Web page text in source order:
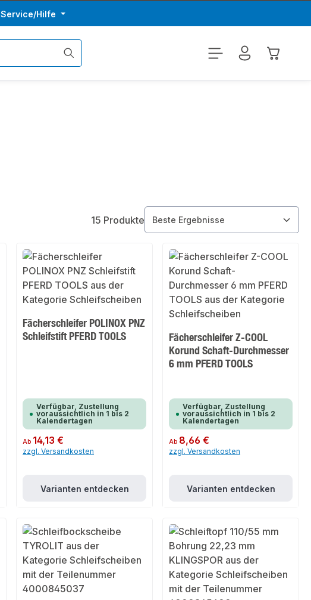
Service/Hilfe
15 Produkte
Fächerschleifer POLINOX PNZ
Schleifstift PFERD TOOLS
Verfügbar, Zustellung
voraussichtlich in 1 bis 2
Kalendertagen
Regulärer Preis:
Ab 14,13 €
zzgl. Versandkosten
Varianten entdecken
Fächerschleifer Z-COOL
Korund Schaft-Durchmesser
6 mm PFERD TOOLS
Verfügbar, Zustellung
voraussichtlich in 1 bis 2
Kalendertagen
Regulärer Preis:
Ab 8,66 €
zzgl. Versandkosten
Varianten entdecken